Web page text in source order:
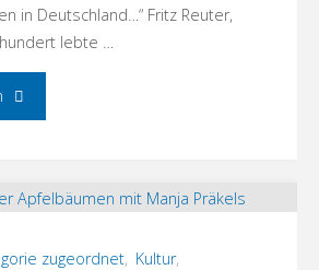
in Deutschland…“ Fritz Reuter,
lebte …
"Literarisches
auf
zugeordnet, Kultur,